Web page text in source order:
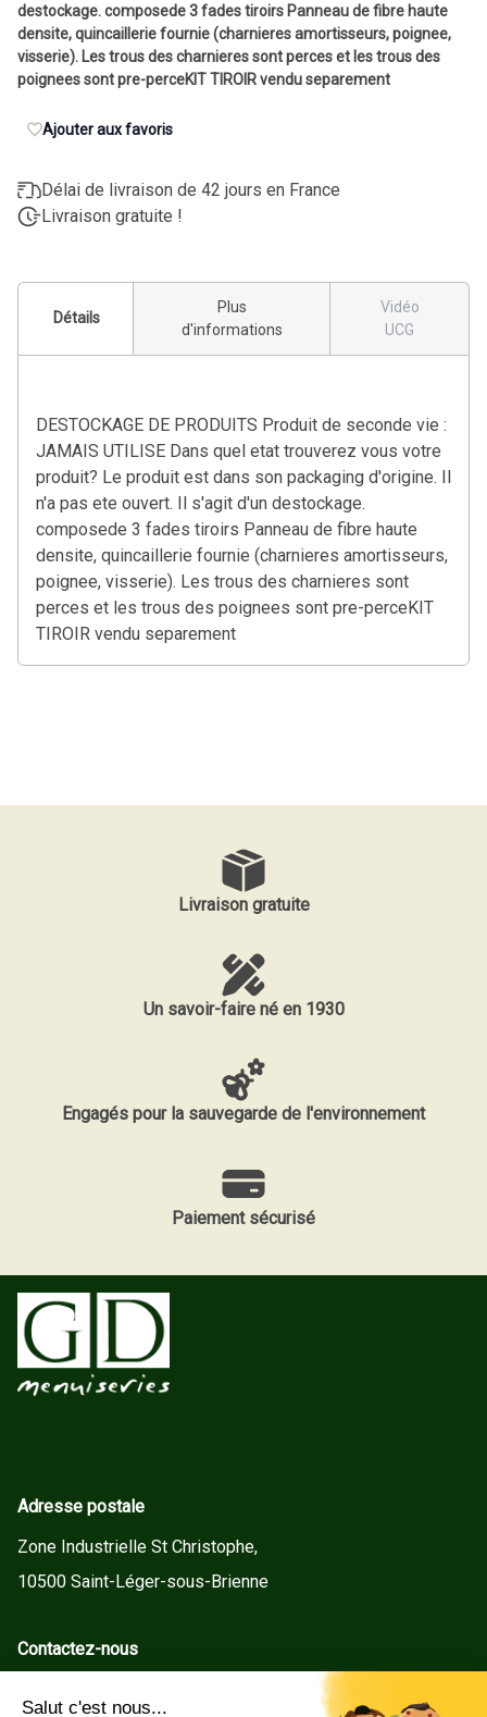
destockage. composede 3 fades tiroirs Panneau de fibre haute
densite, quincaillerie fournie (charnieres amortisseurs, poignee,
visserie). Les trous des charnieres sont perces et les trous des
poignees sont pre-perceKIT TIROIR vendu separement
Ajouter aux favoris
Délai de livraison de 42 jours en France
Livraison gratuite !
Détails
Plus
d'informations
Vidéo
UCG
DESTOCKAGE DE PRODUITS Produit de seconde vie :
JAMAIS UTILISE Dans quel etat trouverez vous votre
produit? Le produit est dans son packaging d'origine. Il
n'a pas ete ouvert. Il s'agit d'un destockage.
composede 3 fades tiroirs Panneau de fibre haute
densite, quincaillerie fournie (charnieres amortisseurs,
poignee, visserie). Les trous des charnieres sont
perces et les trous des poignees sont pre-perceKIT
TIROIR vendu separement
Livraison gratuite
Un savoir-faire né en 1930
Engagés pour la sauvegarde de l'environnement
Paiement sécurisé
Adresse postale
Zone Industrielle St Christophe,
10500 Saint-Léger-sous-Brienne
Contactez-nous